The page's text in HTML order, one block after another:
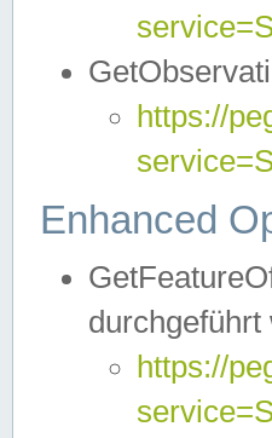
https://
Enhanced
durchgeführt
https://